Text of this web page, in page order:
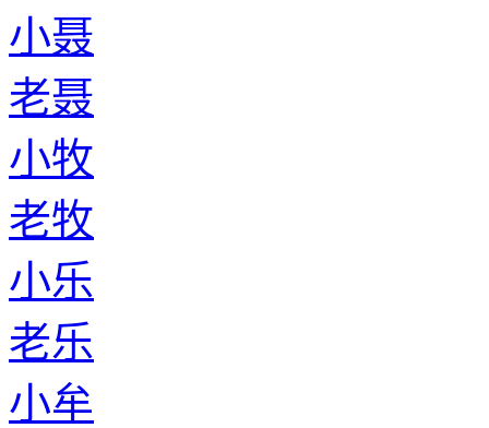
小聂
老聂
小牧
老牧
小乐
老乐
小牟